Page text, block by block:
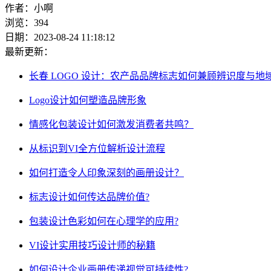
作者：小啊
浏览：394
日期：2023-08-24 11:18:12
最新更新：
长春 LOGO 设计：农产品品牌标志如何兼顾辨识度与地
Logo设计如何塑造品牌形象
情感化包装设计如何激发消费者共鸣？
从标识到VI全方位解析设计流程
如何打造令人印象深刻的画册设计？
标志设计如何传达品牌价值?
包装设计色彩如何在心理学的应用?
VI设计实用技巧设计师的秘籍